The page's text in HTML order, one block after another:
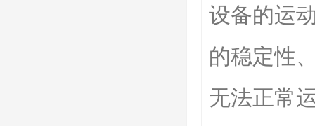
设备的运
的稳定性
无法正常